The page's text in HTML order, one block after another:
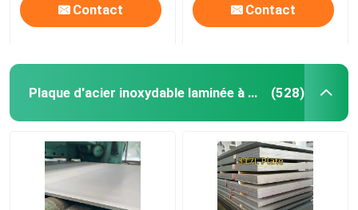
Contact Contact
Plaque d'acier inoxydable laminée à chaud (528)